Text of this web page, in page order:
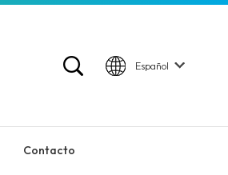
Español
Contacto